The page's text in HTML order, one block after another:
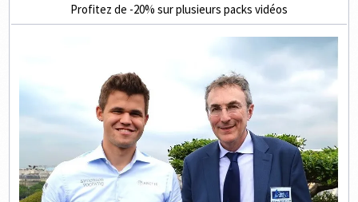
Profitez de -20% sur plusieurs packs vidéos